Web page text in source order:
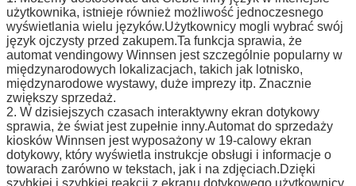
Komputer
Standardowy system komputerowy przemysłowy,
Twój koszt utrzymania maksymalnie
19-calowy ekran
dotykowy
Typ wyświetlacza: 19-calowy wyświetlacz TFT LCD z
Rozdzielczość: 1280 x 1024
Jasność: 300 cd/m2
Kolory: 16,7 miliona
Czas odpowiedzi: 5 ms
Kąt widzenia: 160 (w poziomie);160 (w pionie)
Technologia dotykowa: powierzchniowa fala
Czułość na dotyk: Naprawiono
użytkownika, istnieje również możliwość jednoczesnego
wyświetlania wielu języków.Użytkownicy mogli wybrać swój
język ojczysty przed zakupem.Ta funkcja sprawia, że ​​
automat vendingowy Winnsen jest szczególnie popularny w
międzynarodowych lokalizacjach, takich jak lotnisko,
międzynarodowe wystawy, duże imprezy itp. Znacznie
zwiększy sprzedaż.
2. W dzisiejszych czasach interaktywny ekran dotykowy
sprawia, że ​​świat jest zupełnie inny.Automat do sprzedaży
kiosków Winnsen jest wyposażony w 19-calowy ekran
dotykowy, który wyświetla instrukcje obsługi i informacje o
towarach zarówno w tekstach, jak i na zdjęciach.Dzięki
szybkiej i szybkiej reakcji z ekranu dotykowego użytkownicy